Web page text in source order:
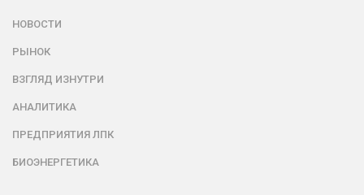
НОВОСТИ
РЫНОК
ВЗГЛЯД ИЗНУТРИ
АНАЛИТИКА
ПРЕДПРИЯТИЯ ЛПК
БИОЭНЕРГЕТИКА